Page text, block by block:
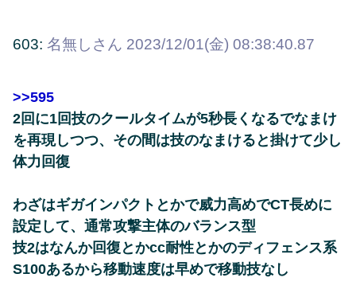
603: 名無しさん 2023/12/01(金) 08:38:40.87
>>595
2回に1回技のクールタイムが5秒長くなるでなまけ
を再現しつつ、その間は技のなまけると掛けて少し
体力回復
わざはギガインパクトとかで威力高めでCT長めに
設定して、通常攻撃主体のバランス型
技2はなんか回復とかcc耐性とかのディフェンス系
S100あるから移動速度は早めで移動技なし